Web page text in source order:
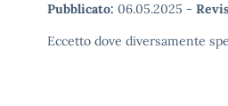
Pubblicato: 06.05.2025 -
Eccetto dove diversamente